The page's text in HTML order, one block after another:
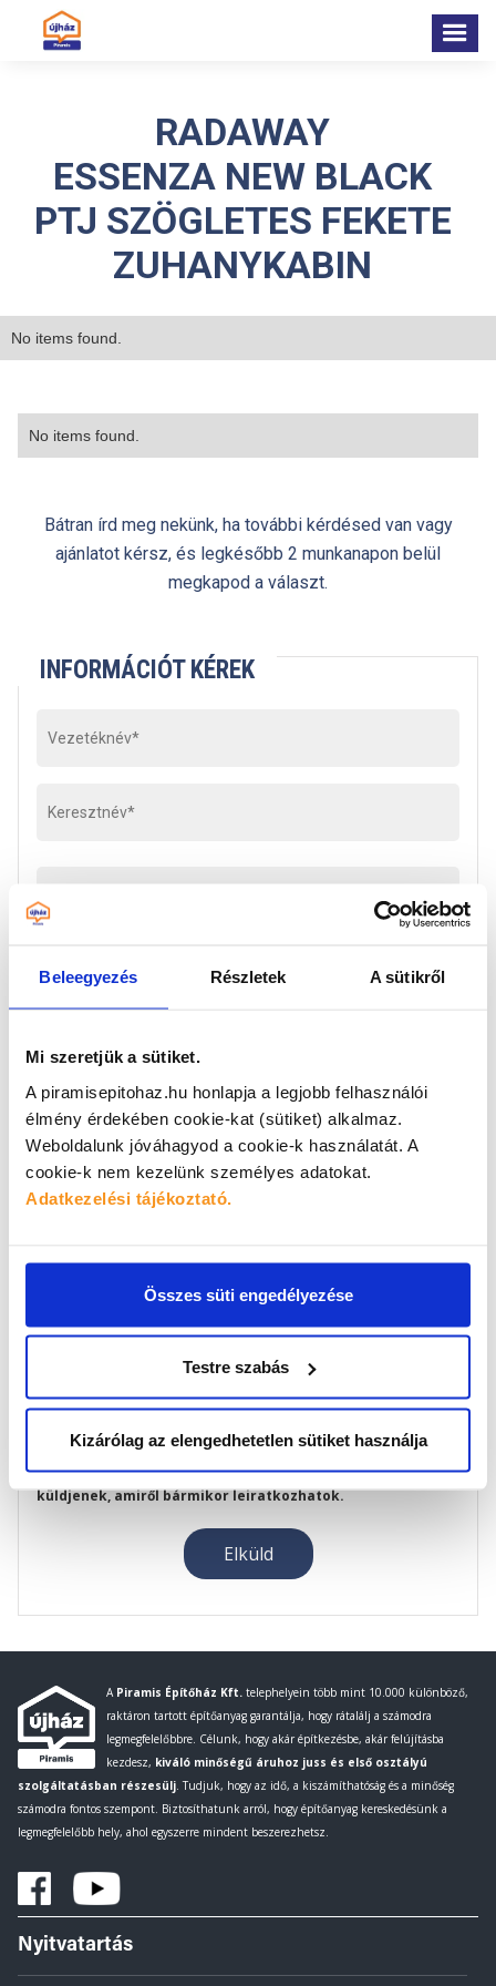
Beleegyezés Részletek A sütikről
Mi szeretjük a sütiket.
A piramisepitohaz.hu honlapja a legjobb felhasználói
élmény érdekében cookie-kat (sütiket) alkalmaz.
Weboldalunk jóváhagyod a cookie-k használatát. A
cookie-k nem kezelünk személyes adatokat.
Adatkezelési tájékoztató.
Összes süti engedélyezése
Testre szabás
Kizárólag az elengedhetetlen sütiket használja
RADAWAY
ESSENZA NEW BLACK
PTJ SZÖGLETES FEKETE
ZUHANYKABIN
No items found.
No items found.
Bátran írd meg nekünk, ha további kérdésed van vagy
ajánlatot kérsz, és legkésőbb 2 munkanapon belül
megkapod a választ.
INFORMÁCIÓT KÉREK
hozzájárulásodon alapul. Köteles vagy a személyes adatokat
megadni, ha választ szeretnél kapni tőlünk. Az adatszolgáltatás
elmaradása azzal a következménnyel jár, hogy a kért választ nem
tudjuk elküldeni Neked. A *-gal jelölt mezők kitöltése kötelező.
Köszönjük, hogy pontosan megadod elérhetőségeidet, és
ha kérdéseink lennének, könnyen elérhetünk.
Elolvastam és elfogadom az oldaladatkezelési
tájékoztatóját.
számomra hasznos információkat és ajánlatokat
küldjenek, amiről bármikor leiratkozhatok.
A Piramis Építőház Kft. telephelyein több mint 10.000 különböző,
raktáron tartott építőanyag garantálja, hogy rátalálj a számodra
legmegfelelőbbre. Célunk, hogy akár építkezésbe, akár felújításba
kezdesz, kiváló minőségű áruhoz juss és első osztályú
szolgáltatásban részesülj . Tudjuk, hogy az idő, a kiszámíthatóság és a minőség
számodra fontos szempont. Biztosíthatunk arról, hogy építőanyag kereskedésünk a
legmegfelelőbb hely, ahol egyszerre mindent beszerezhetsz.
Nyitvatartás